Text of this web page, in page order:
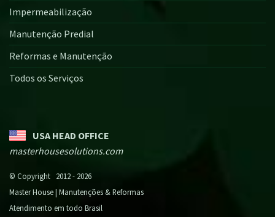
Impermeabilização
Manutenção Predial
Reformas e Manutenção
Todos os Serviços
USA HEAD OFFICE
masterhousesolutions.com
© Copyright 2012 - 2026
Master House | Manutenções & Reformas
Atendimento em todo Brasil